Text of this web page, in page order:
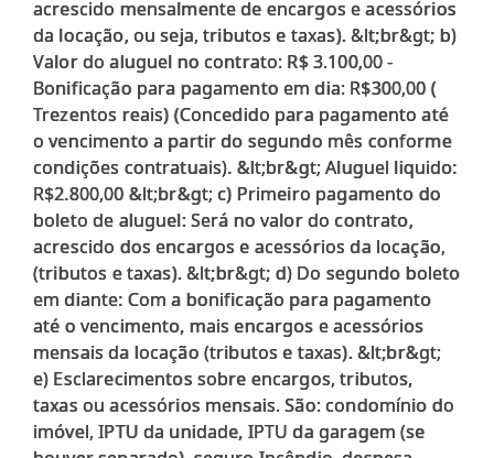
acrescido mensalmente de encargos e acessórios
da locação, ou seja, tributos e taxas). &lt;br&gt; b)
Valor do aluguel no contrato: R$ 3.100,00 -
Bonificação para pagamento em dia: R$300,00 (
Trezentos reais) (Concedido para pagamento até
o vencimento a partir do segundo mês conforme
condições contratuais). &lt;br&gt; Aluguel liquido:
R$2.800,00 &lt;br&gt; c) Primeiro pagamento do
boleto de aluguel: Será no valor do contrato,
acrescido dos encargos e acessórios da locação,
(tributos e taxas). &lt;br&gt; d) Do segundo boleto
em diante: Com a bonificação para pagamento
até o vencimento, mais encargos e acessórios
mensais da locação (tributos e taxas). &lt;br&gt;
e) Esclarecimentos sobre encargos, tributos,
taxas ou acessórios mensais. São: condomínio do
imóvel, IPTU da unidade, IPTU da garagem (se